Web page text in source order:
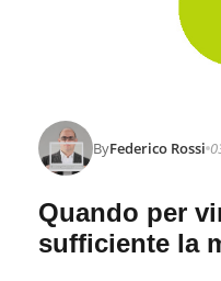
ByFederico Rossi
Quando per
sufficiente la